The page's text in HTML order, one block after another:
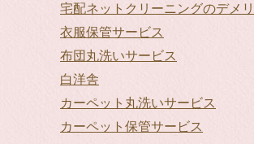
宅配ネットクリーニングのデメ
衣服保管サービス
布団丸洗いサービス
白洋舎
カーペット丸洗いサービス
カーペット保管サービス